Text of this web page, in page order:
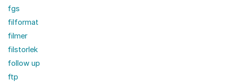
fgs
filformat
filmer
filstorlek
follow up
ftp